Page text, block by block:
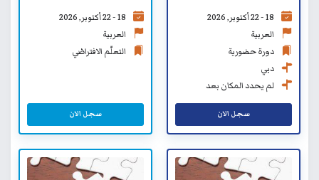
18 - 22 أكتوبر, 2026
العربية
دورة حضورية
دبي
لم يحدد المكان بعد
سجل الان
18 - 22 أكتوبر, 2026
العربية
التعلّم الافتراضي
سجل الان